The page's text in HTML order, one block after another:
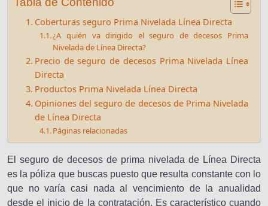
Coberturas seguro Prima Nivelada Línea Directa
¿A quién va dirigido el seguro de decesos Prima
Nivelada de Línea Directa?
Precio de seguro de decesos Prima Nivelada Línea
Directa
Productos Prima Nivelada Línea Directa
Opiniones del seguro de decesos de Prima Nivelada
de Línea Directa
Páginas relacionadas
El seguro de decesos de prima nivelada de Línea Directa
es la póliza que buscas puesto que resulta constante con lo
que no varía casi nada al vencimiento de la anualidad
desde el inicio de la contratación. Es característico cuando